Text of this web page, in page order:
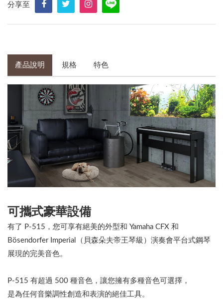
分享至
產品說明 規格 特色
可攜式豪華設備
有了 P-515，您可享有絕美的外型和 Yamaha CFX 和
Bösendorfer Imperial（貝森朵夫帝王琴級）演奏會平台式鋼琴
展現的完美音色。
P-515 有超過 500 種音色，讓您擁有多種音色可選擇，
是為任何音樂調性創造和表演的絕佳工具。